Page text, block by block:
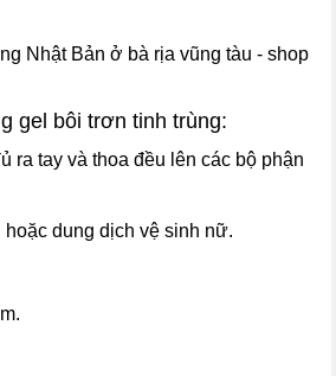
gel bôi trơn tinh trùng:
ra tay và thoa đều lên các bộ phận
dung dịch vệ sinh nữ.